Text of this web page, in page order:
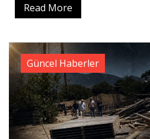
Read More
Güncel Haberler